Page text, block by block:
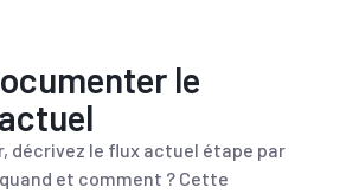
le
décrivez le flux actuel étape par
et comment ? Cette